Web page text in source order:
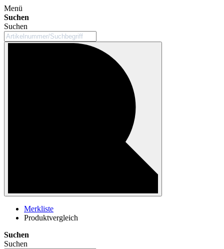
Menü
Suchen
Suchen
Merkliste
Produktvergleich
Suchen
Suchen